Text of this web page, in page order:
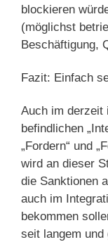
blockieren
(möglichst
Beschäftigung,
Fazit: Einfach
Auch im derzeit
befindlichen
„Fordern“ und
wird an dieser
die Sanktionen
auch im
bekommen
seit langem